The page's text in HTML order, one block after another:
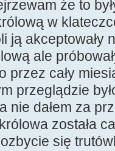
że to
w
ją akceptowały
ale
przez cały
przeglądzie
nie dałem za
została
się